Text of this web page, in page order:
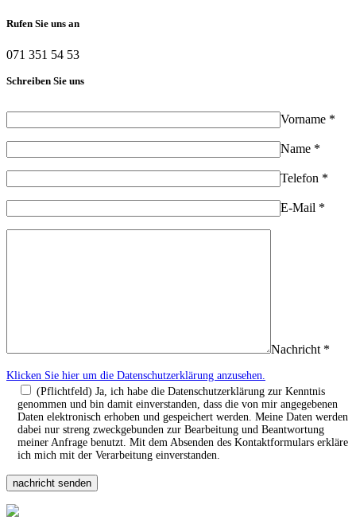
Rufen Sie uns an
071 351 54 53
Schreiben Sie uns
Vorname *
Name *
Telefon *
E-Mail *
Nachricht *
Klicken Sie hier um die Datenschutzerklärung anzusehen.
(Pflichtfeld) Ja, ich habe die Datenschutzerklärung zur Kenntnis
genommen und bin damit einverstanden, dass die von mir angegebenen
Daten elektronisch erhoben und gespeichert werden. Meine Daten werden
dabei nur streng zweckgebunden zur Bearbeitung und Beantwortung
meiner Anfrage benutzt. Mit dem Absenden des Kontaktformulars erkläre
ich mich mit der Verarbeitung einverstanden.